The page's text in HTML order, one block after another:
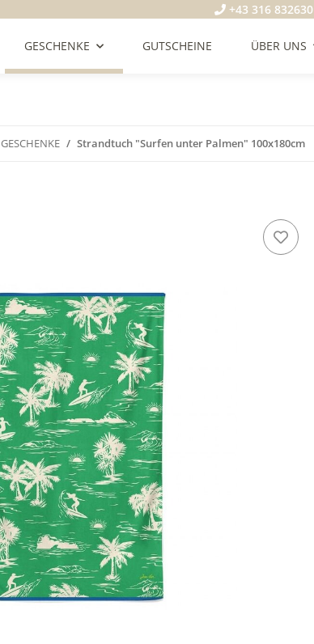
+43 316 832630
GESCHENKE GUTSCHEINE ÜBER UNS
GESCHENKE Strandtuch "Surfen unter Palmen" 100x180cm